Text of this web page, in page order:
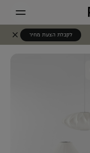
לקבלת הצעת מחיר